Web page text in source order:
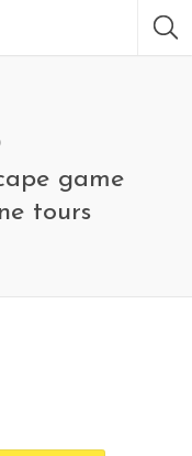
game
tours